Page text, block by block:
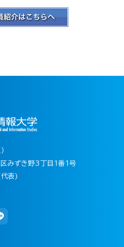
みずき野3丁目1番1号
表)